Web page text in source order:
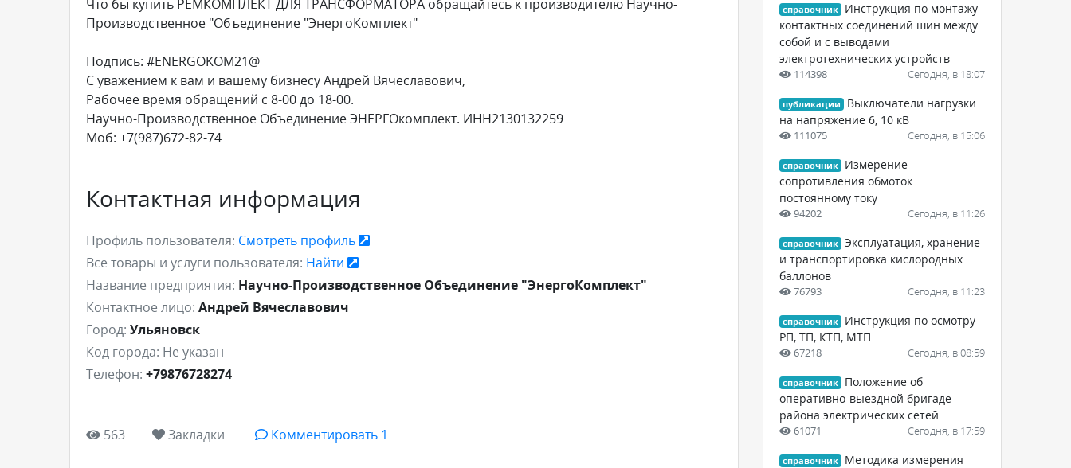
Что бы купить РЕМКОМПЛЕКТ ДЛЯ ТРАНСФОРМАТОРА обращайтесь к производителю Научно-
Производственное "Объединение "ЭнергоКомплект"
Подпись: #ENERGOKOM21@
С уважением к вам и вашему бизнесу Андрей Вячеславович,
Рабочее время обращений с 8-00 до 18-00.
Научно-Производственное Объединение ЭНЕРГОкомплект. ИНН2130132259
Моб: +7(987)672-82-74
Контактная информация
Профиль пользователя: Смотреть профиль
Все товары и услуги пользователя: Найти
Название предприятия: Научно-Производственное Объединение "ЭнергоКомплект"
Контактное лицо: Андрей Вячеславович
Город: Ульяновск
Код города: Не указан
Телефон: +79876728274
563 Закладки Комментировать 1
справочник
Инструкция по монтажу
контактных соединений шин между
собой и с выводами
электротехнических устройств
114398 Сегодня, в 18:07
публикации
Выключатели нагрузки
на напряжение 6, 10 кВ
111075 Сегодня, в 15:06
справочник
Измерение
сопротивления обмоток
постоянному току
94202 Сегодня, в 11:26
справочник Эксплуатация, хранение
и транспортировка кислородных
баллонов
76793 Сегодня, в 11:23
справочник
Инструкция по осмотру
РП, ТП, КТП, МТП
67218 Сегодня, в 08:59
справочник
Положение об
оперативно-выездной бригаде
района электрических сетей
61071 Сегодня, в 17:59
справочник
Методика измерения